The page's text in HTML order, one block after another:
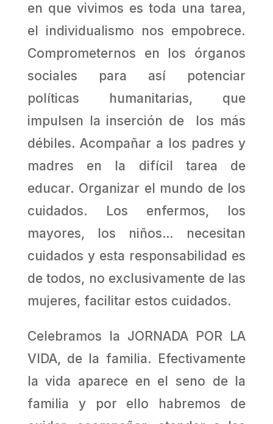
en que vivimos es toda una tarea,
el individualismo nos empobrece.
Comprometernos en los órganos
sociales para así potenciar
políticas humanitarias, que
impulsen la inserción de los más
débiles. Acompañar a los padres y
madres en la difícil tarea de
educar. Organizar el mundo de los
cuidados. Los enfermos, los
mayores, los niños… necesitan
cuidados y esta responsabilidad es
de todos, no exclusivamente de las
mujeres, facilitar estos cuidados.
Celebramos la JORNADA POR LA
VIDA, de la familia. Efectivamente
la vida aparece en el seno de la
familia y por ello habremos de